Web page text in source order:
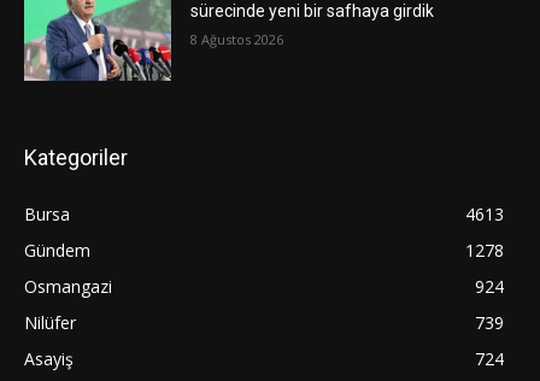
sürecinde yeni bir safhaya girdik
8 Ağustos 2026
Kategoriler
Bursa
4613
Gündem
1278
Osmangazi
924
Nilüfer
739
Asayiş
724